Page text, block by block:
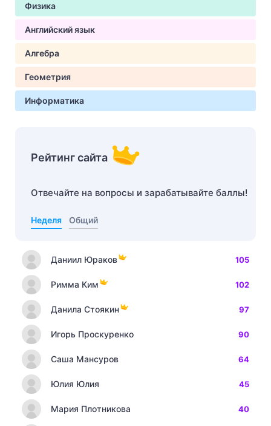
Физика
Английский язык
Алгебра
Геометрия
Информатика
Рейтинг сайта
Отвечайте на вопросы и зарабатывайте баллы!
Неделя Общий
Даниил Юраков 105
Римма Ким 102
Данила Стоякин 97
Игорь Проскуренко 90
Саша Мансуров 64
Юлия Юлия 45
Мария Плотникова 40